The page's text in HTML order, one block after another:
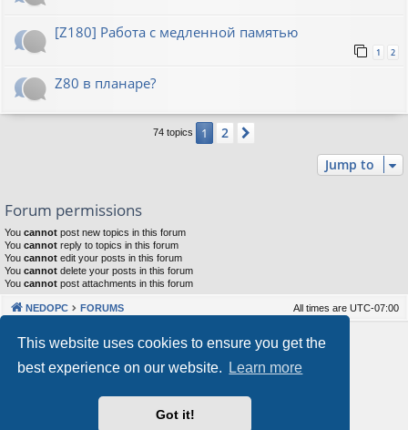
This website uses cookies to ensure you get the
best experience on our website.
Learn more
Got it!
[Z180] Работа с медленной памятью
1 2
Z80 в планаре?
74 topics 1 2
Jump to
Forum permissions
You cannot post new topics in this forum
You cannot reply to topics in this forum
You cannot edit your posts in this forum
You cannot delete your posts in this forum
You cannot post attachments in this forum
NEDOPC FORUMS All times are UTC-07:00
Powered by phpBB® Forum Software © phpBB Limited
Our VPS Hosting By RimuHosting
This server is located in London data center